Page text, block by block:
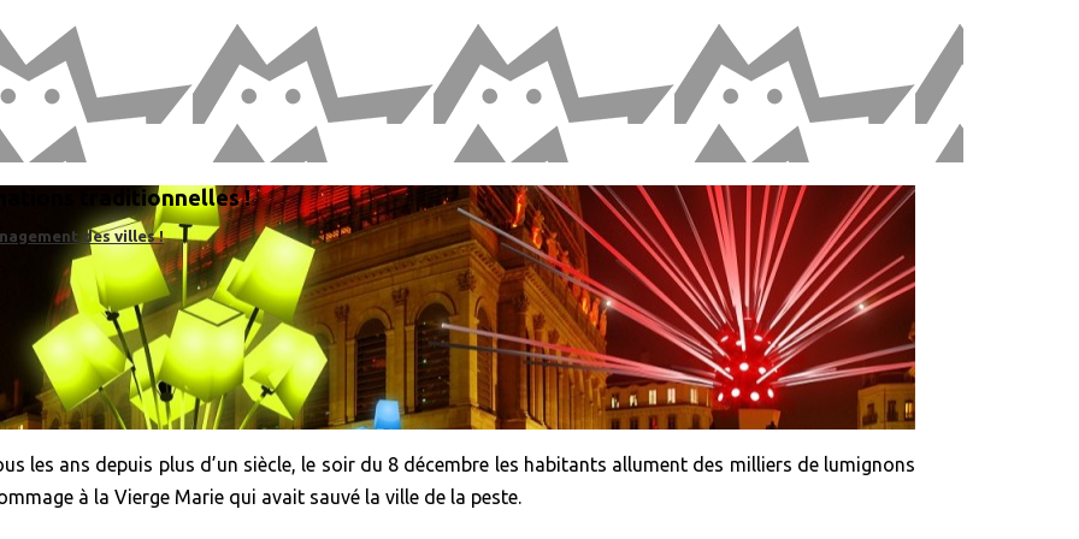
des villes !
traditionnelles !
les ans depuis plus d’un siècle, le soir du 8 décembre les habitants allument des milliers de lumignons
à la Vierge Marie qui avait sauvé la ville de la peste.